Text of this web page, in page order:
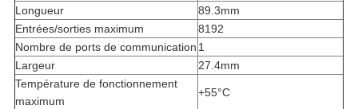
Longueur
89.3mm
Entrées/sorties maximum
8192
Nombre de ports de communication 1
Largeur
27.4mm
Température de fonctionnement
maximum
+55°C